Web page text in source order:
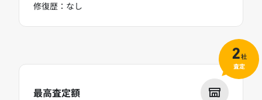
修復歴：なし
最高査定額
2社
査定